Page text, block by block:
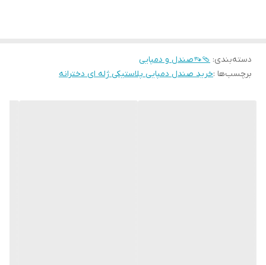
دسته‌بندی: 🩴👡صندل و دمپایی
برچسب‌ها :خرید صندل دمپایی پلاستیکی ژله ای دخترانه